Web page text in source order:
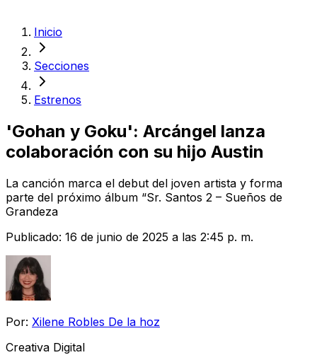
Inicio
Secciones
Estrenos
'Gohan y Goku': Arcángel lanza
colaboración con su hijo Austin
La canción marca el debut del joven artista y forma
parte del próximo álbum “Sr. Santos 2 – Sueños de
Grandeza
Publicado: 16 de junio de 2025 a las 2:45 p. m.
Por: Xilene Robles De la hoz
Creativa Digital